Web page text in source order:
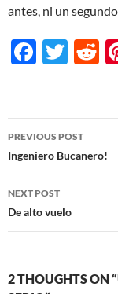
antes, ni un
F
b
o
o
k
T
er
R
t
Post
navigation
PREVIOUS POST
Ingeniero Bucanero!
NEXT POST
De alto vuelo
2 THOUGHTS ON